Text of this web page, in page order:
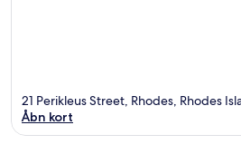
21 Perikleus Street, Rhodes, Rhodes
Åbn kort